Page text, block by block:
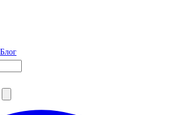
Блог